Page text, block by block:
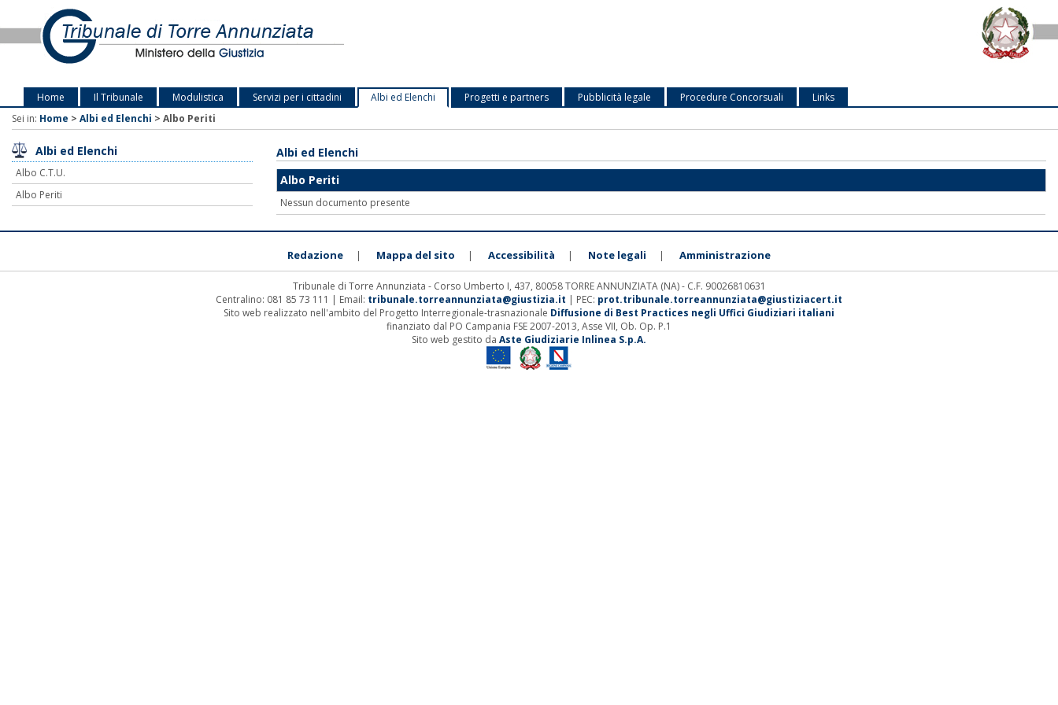
Home Il Tribunale Modulistica Servizi per i cittadini Albi ed Elenchi Progetti e partners Pubblicità legale Procedure Concorsuali
Links
Sei in: Home > Albi ed Elenchi > Albo Periti
Albi ed Elenchi
Albo C.T.U.
Albo Periti
Albi ed Elenchi
Albo Periti
Nessun documento presente
Redazione | Mappa del sito | Accessibilità | Note legali | Amministrazione
Tribunale di Torre Annunziata - Corso Umberto I, 437, 80058 TORRE ANNUNZIATA (NA) - C.F. 90026810631
Centralino: 081 85 73 111 | Email: tribunale.torreannunziata@giustizia.it | PEC: prot.tribunale.torreannunziata@giustiziacert.it
Sito web realizzato nell'ambito del Progetto Interregionale-trasnazionale Diffusione di Best Practices negli Uffici Giudiziari italiani
finanziato dal PO Campania FSE 2007-2013, Asse VII, Ob. Op. P.1
Sito web gestito da Aste Giudiziarie Inlinea S.p.A.